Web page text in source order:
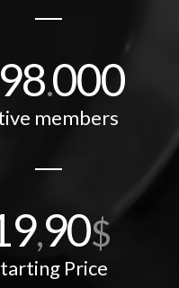
.000
members
,90$
Price